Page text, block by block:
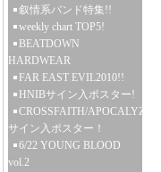
叙情系バンド特集!!
weekly chart TOP5!
BEATDOWN
HARDWEAR
FAR EAST EVIL2010!!
HNIBサイン入ポスター!
CROSSFAITH/APOCALYZE
サイン入ポスター！
6/22 YOUNG BLOOD
vol.2